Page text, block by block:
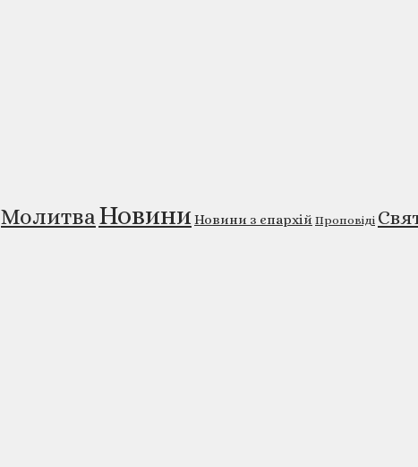
МолитваНовиниНовини з єпархій Проповіді